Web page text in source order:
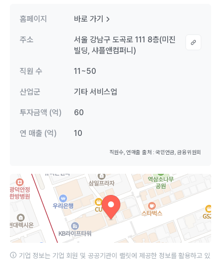
홈페이지 바로 가기
주소
서울 강남구 도곡로 111 8층(미진
빌딩, 샤플앤컴퍼니)
직원 수 11~50
산업군 기타 서비스업
투자금액 (억) 60
연 매출 (억) 10
직원수, 연매출 출처 : 국민연금, 금융위원회
기업 정보는 기업 회원 및 공공기관이 랠릿에 제공한 정보를 활용하고 있